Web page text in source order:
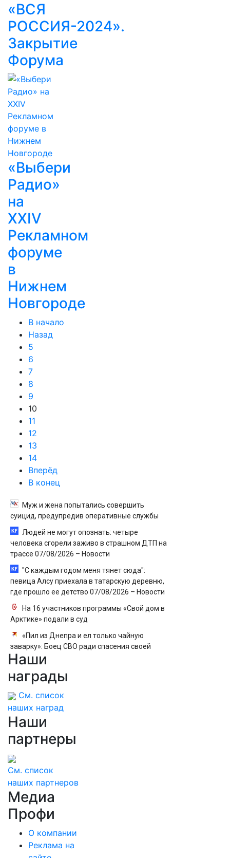
«ВСЯ
РОССИЯ-2024».
Закрытие
Форума
«Выбери
Радио»
на
XXIV
Рекламном
форуме
в
Нижнем
Новгороде
В начало
Назад
5
6
7
8
9
10
11
12
13
14
Вперёд
В конец
Муж и жена попытались совершить
суицид, предупредив оперативные службы
Людей не могут опознать: четыре
человека сгорели заживо в страшном ДТП на
трассе 07/08/2026 – Новости
"С каждым годом меня тянет сюда":
певица Алсу приехала в татарскую деревню,
где прошло ее детство 07/08/2026 – Новости
На 16 участников программы «Свой дом в
Арктике» подали в суд
«Пил из Днепра и ел только чайную
заварку»: Боец СВО ради спасения своей
группы две недели выживал на острове в
Наши
награды
См. список
наших наград
Наши
партнеры
См. список
наших партнеров
Медиа
Профи
О компании
Реклама на